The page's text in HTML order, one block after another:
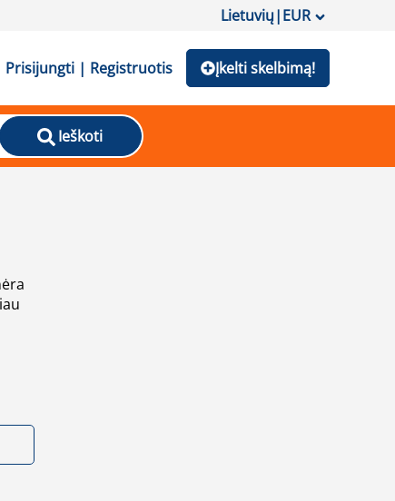
Lietuvių|EUR
Prisijungti | Registruotis Įkelti skelbimą!
Ieškoti